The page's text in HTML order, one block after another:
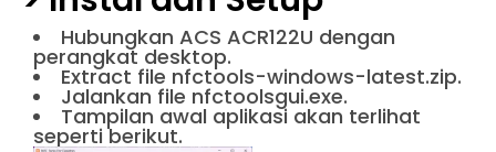
Hubungkan ACS ACR122U dengan
perangkat desktop.
Extract file nfctools-windows-latest.zip.
Jalankan file nfctoolsgui.exe.
Tampilan awal aplikasi akan terlihat
seperti berikut.